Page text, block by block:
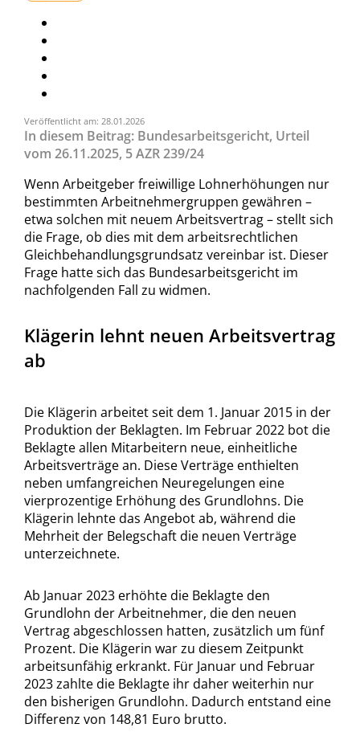
Veröffentlicht am: 28.01.2026
In diesem Beitrag: Bundesarbeitsgericht, Urteil
vom 26.11.2025, 5 AZR 239/24
Wenn Arbeitgeber freiwillige Lohnerhöhungen nur
bestimmten Arbeitnehmergruppen gewähren –
etwa solchen mit neuem Arbeitsvertrag – stellt sich
die Frage, ob dies mit dem arbeitsrechtlichen
Gleichbehandlungsgrundsatz vereinbar ist. Dieser
Frage hatte sich das Bundesarbeitsgericht im
nachfolgenden Fall zu widmen.
Klägerin lehnt neuen Arbeitsvertrag
ab
Die Klägerin arbeitet seit dem 1. Januar 2015 in der
Produktion der Beklagten. Im Februar 2022 bot die
Beklagte allen Mitarbeitern neue, einheitliche
Arbeitsverträge an. Diese Verträge enthielten
neben umfangreichen Neuregelungen eine
vierprozentige Erhöhung des Grundlohns. Die
Klägerin lehnte das Angebot ab, während die
Mehrheit der Belegschaft die neuen Verträge
unterzeichnete.
Ab Januar 2023 erhöhte die Beklagte den
Grundlohn der Arbeitnehmer, die den neuen
Vertrag abgeschlossen hatten, zusätzlich um fünf
Prozent. Die Klägerin war zu diesem Zeitpunkt
arbeitsunfähig erkrankt. Für Januar und Februar
2023 zahlte die Beklagte ihr daher weiterhin nur
den bisherigen Grundlohn. Dadurch entstand eine
Differenz von 148,81 Euro brutto.